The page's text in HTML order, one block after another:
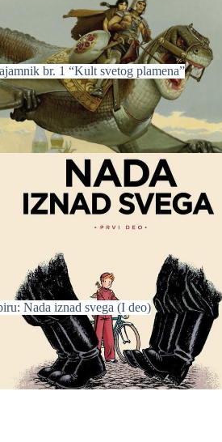
br. 1 “Kult svetog plamena”
Nada iznad svega (I deo)